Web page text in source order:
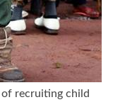
of recruiting child